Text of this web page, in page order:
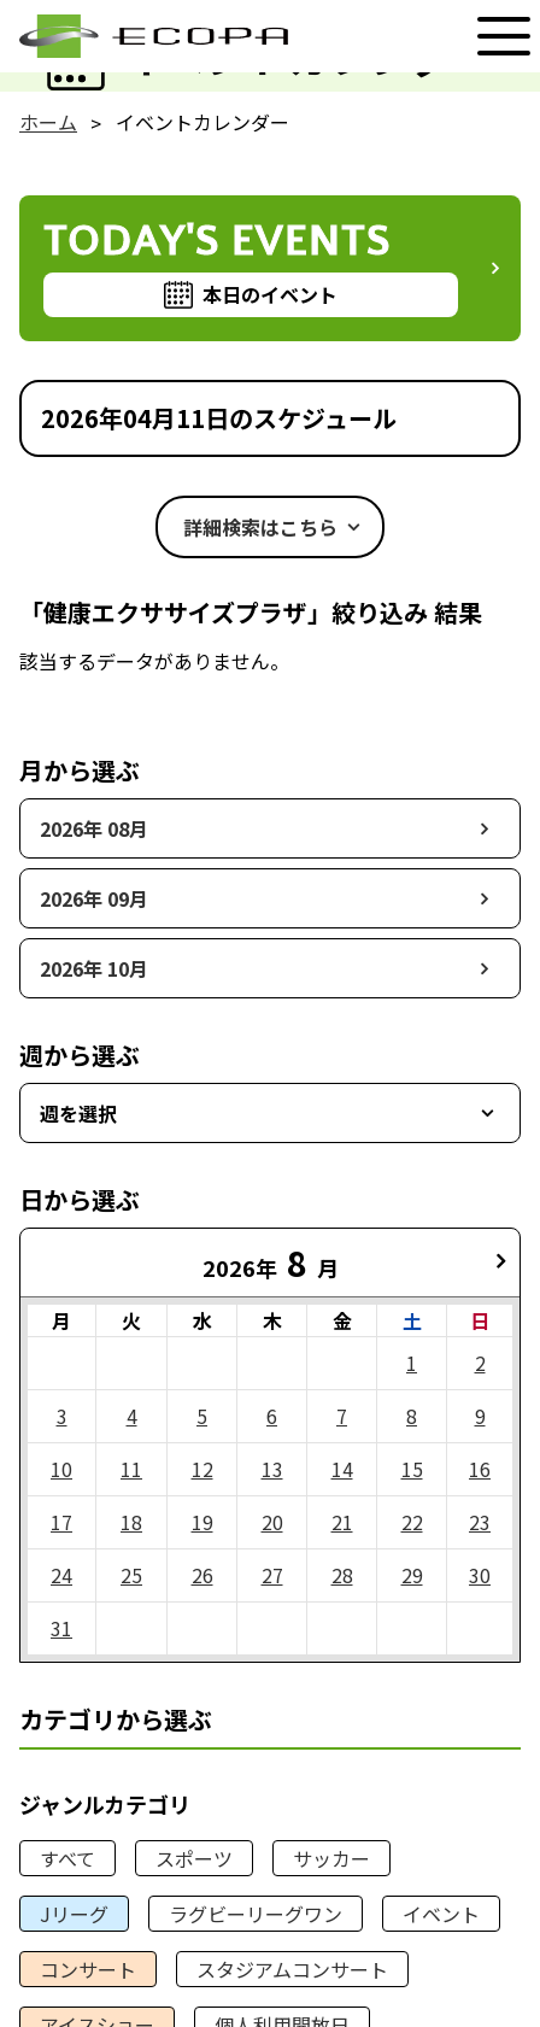
イベントカレンダー
EVENT
ホーム イベントカレンダー
TODAY'S EVENTS
本日のイベント
2026年04月11日のスケジュール
詳細検索はこちら
「健康エクササイズプラザ」絞り込み 結果
該当するデータがありません。
月から選ぶ
2026年 08月
2026年 09月
2026年 10月
週から選ぶ
週を選択
日から選ぶ
2026年 8 月
月 火 水 木 金 土
日
1
2
3
4 5 6 7 8
9
10
11 12 13 14 15
16
17
18 19 20 21 22
23
24
25 26 27 28 29
30
31
カテゴリから選ぶ
ジャンルカテゴリ
すべて スポーツ
サッカー
Jリーグ
ラグビーリーグワン
イベント
コンサート
スタジアムコンサート